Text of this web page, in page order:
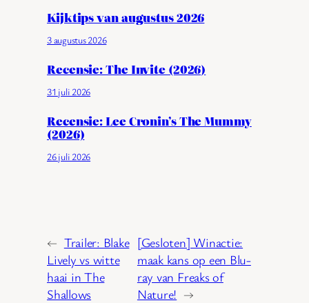
Kijktips van augustus 2026
3 augustus 2026
Recensie: The Invite (2026)
31 juli 2026
Recensie: Lee Cronin’s The Mummy
(2026)
26 juli 2026
← Trailer: Blake
Lively vs witte
haai in The
Shallows
[Gesloten] Winactie:
maak kans op een Blu-
ray van Freaks of
Nature! →